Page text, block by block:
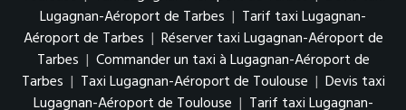
Lugagnan-Aéroport de Tarbes | Tarif taxi Lugagnan-
Aéroport de Tarbes | Réserver taxi Lugagnan-Aéroport de
Tarbes | Commander un taxi à Lugagnan-Aéroport de
Tarbes | Taxi Lugagnan-Aéroport de Toulouse | Devis taxi
Lugagnan-Aéroport de Toulouse | Tarif taxi Lugagnan-